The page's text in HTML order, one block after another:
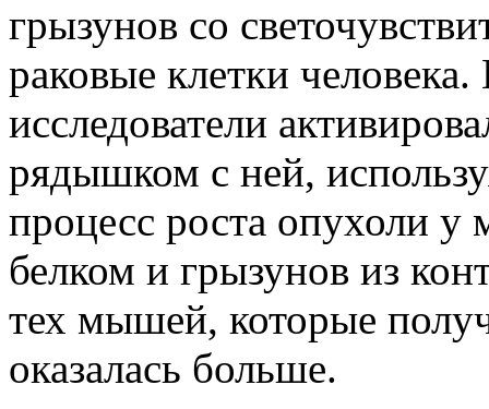
грызунов со
раковые клетки
исследователи
рядышком с ней,
процесс роста опухоли
белком и грызунов из
тех мышей, которые
оказалась больше.